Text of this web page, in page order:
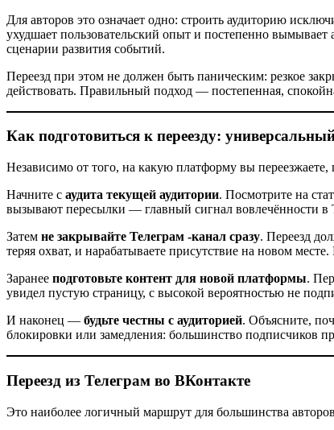
Для авторов это означает одно: строить аудиторию
ухудшает пользовательский опыт и постепенно
сценарии развития событий.
Переезд при этом не должен быть паническим: резкое
действовать. Правильный подход — постепенная,
Как подготовиться к переезду:
Независимо от того, на какую платформу вы переезжаете,
Начните с аудита текущей аудитории. Посмотрите на
вызывают пересылки — главный сигнал вовлечённости в
Затем не закрывайте Телеграм -канал сразу. Переезд
теряя охват, и нарабатываете присутствие на новом
Заранее подготовьте контент для новой платформы.
увидел пустую страницу, с высокой вероятностью не
И наконец — будьте честны с аудиторией. Объясните,
блокировки или замедления: большинство подписчиков
Переезд из Телеграм во ВКонтакте
Это наиболее логичный маршрут для большинства